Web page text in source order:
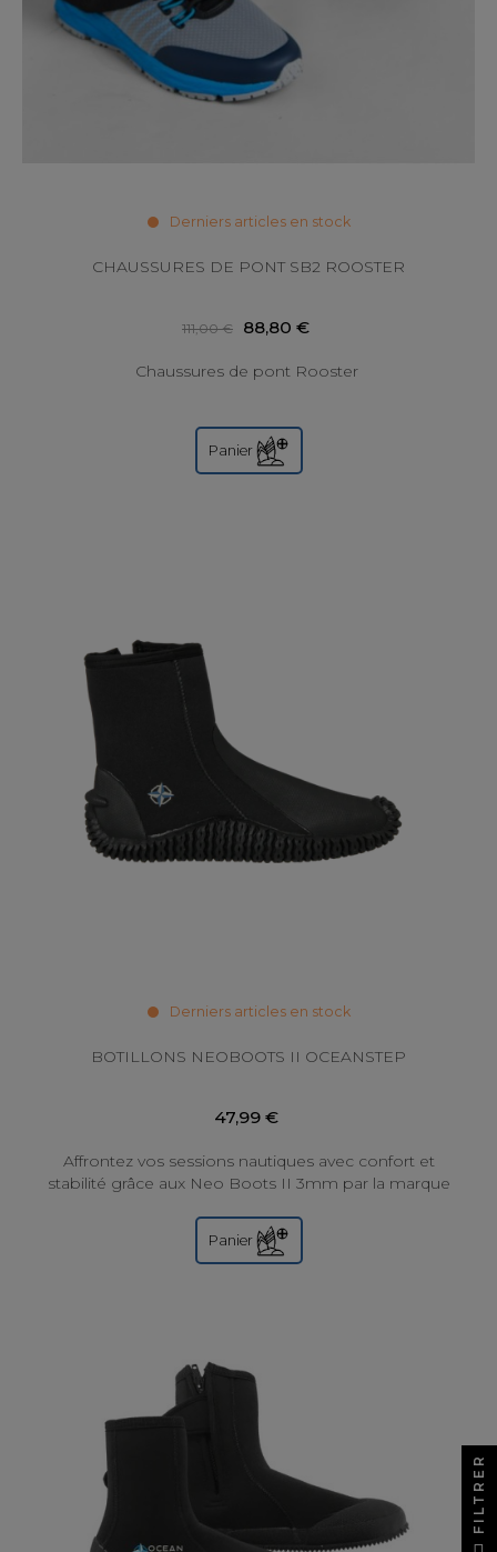
Derniers articles en stock
CHAUSSURES DE PONT SB2 ROOSTER
111,00 € 88,80 €
Chaussures de pont Rooster
Panier
Derniers articles en stock
BOTILLONS NEOBOOTS II OCEANSTEP
47,99 €
Affrontez vos sessions nautiques avec confort et
stabilité grâce aux Neo Boots II 3mm par la marque
Panier
FILTRER